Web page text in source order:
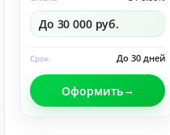
До 30 000 руб.
До 30 дней
Срок
Оформить